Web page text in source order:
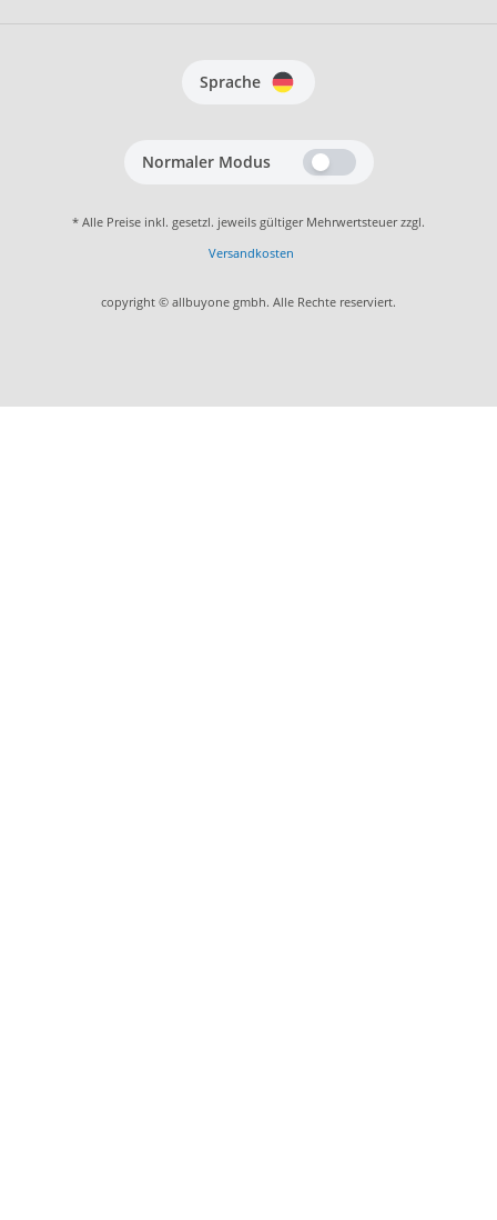
Sprache
Normaler Modus
* Alle Preise inkl. gesetzl. jeweils gültiger Mehrwertsteuer zzgl.
Versandkosten
copyright © allbuyone gmbh. Alle Rechte reserviert.